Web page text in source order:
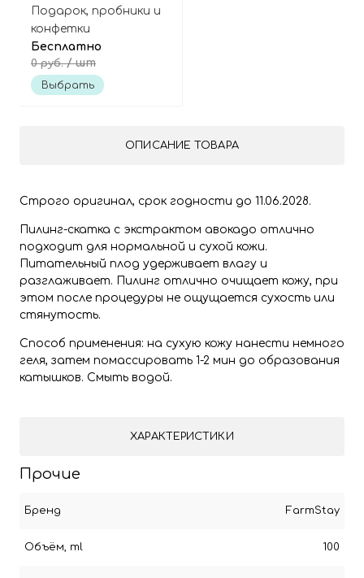
Подарок, пробники и
конфетки
Бесплатно
0 руб./ шт
Выбрать
ОПИСАНИЕ ТОВАРА
Строго оригинал, срок годности до 11.06.2028.
Пилинг-скатка с экстрактом авокадо отлично
подходит для нормальной и сухой кожи.
Питательный плод удерживает влагу и
разглаживает. Пилинг отлично очищает кожу, при
этом после процедуры не ощущается сухость или
стянутость.
Способ применения: на сухую кожу нанести немного
геля, затем помассировать 1-2 мин до образования
катышков. Смыть водой.
ХАРАКТЕРИСТИКИ
Прочие
Бренд FarmStay
Объём, ml 100